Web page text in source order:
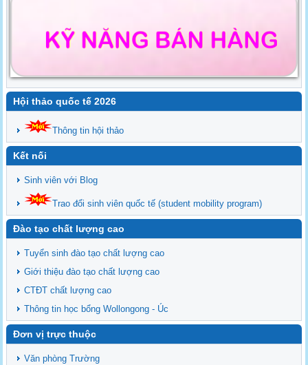
Hội thảo quốc tế 2026
Thông tin hội thảo
Kết nối
Sinh viên với Blog
Trao đổi sinh viên quốc tế (student mobility program)
Đào tạo chất lượng cao
Tuyển sinh đào tạo chất lượng cao
Giới thiệu đào tạo chất lượng cao
CTĐT chất lượng cao
Thông tin học bổng Wollongong - Úc
Đơn vị trực thuộc
Văn phòng Trường